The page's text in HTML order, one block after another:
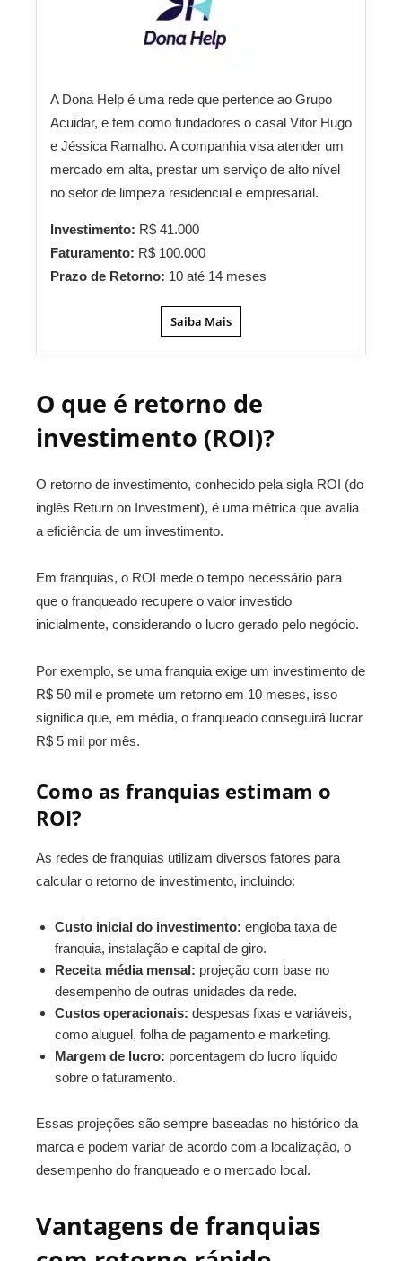
A Dona Help é uma rede que pertence ao Grupo
Acuidar, e tem como fundadores o casal Vitor Hugo
e Jéssica Ramalho. A companhia visa atender um
mercado em alta, prestar um serviço de alto nível
no setor de limpeza residencial e empresarial.
Investimento: R$ 41.000
Faturamento: R$ 100.000
Prazo de Retorno: 10 até 14 meses
Saiba Mais
O que é retorno de
investimento (ROI)?
O retorno de investimento, conhecido pela sigla ROI (do
inglês Return on Investment), é uma métrica que avalia
a eficiência de um investimento.
Em franquias, o ROI mede o tempo necessário para
que o franqueado recupere o valor investido
inicialmente, considerando o lucro gerado pelo negócio.
Por exemplo, se uma franquia exige um investimento de
R$ 50 mil e promete um retorno em 10 meses, isso
significa que, em média, o franqueado conseguirá lucrar
R$ 5 mil por mês.
Como as franquias estimam o
ROI?
As redes de franquias utilizam diversos fatores para
calcular o retorno de investimento, incluindo:
Custo inicial do investimento: engloba taxa de
franquia, instalação e capital de giro.
Receita média mensal: projeção com base no
desempenho de outras unidades da rede.
Custos operacionais: despesas fixas e variáveis,
como aluguel, folha de pagamento e marketing.
Margem de lucro: porcentagem do lucro líquido
sobre o faturamento.
Essas projeções são sempre baseadas no histórico da
marca e podem variar de acordo com a localização, o
desempenho do franqueado e o mercado local.
Vantagens de franquias